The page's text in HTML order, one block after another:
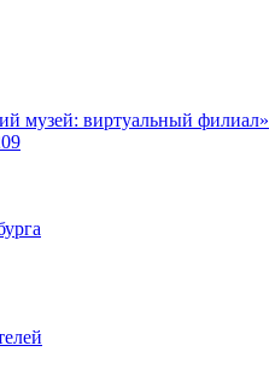
музей: виртуальный филиал»